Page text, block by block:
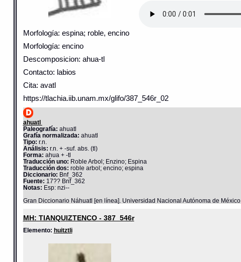
Morfología: espina; roble, encino
Morfología: encino
Descomposicion: ahua-tl
Contacto: labios
Cita: avatl
https://tlachia.iib.unam.mx/glifo/387_546r_02
ahuatl
Paleografía: ahuatl
Grafía normalizada: ahuatl
Tipo: r.n.
Análisis: r.n. + -suf. abs. (tl)
Forma: ahua + -tl
Traducción uno: Roble Arbol; Enzino; Espina
Traducción dos: roble arbol; encino; espina
Diccionario: Bnf_362
Fuente: 17?? Bnf_362
Notas: Esp: nzi--
Gran Diccionario Náhuatl [en línea]. Universidad Nacional Autónoma de
MH: TIANQUIZTENCO - 387_546r
Elemento: huitztli